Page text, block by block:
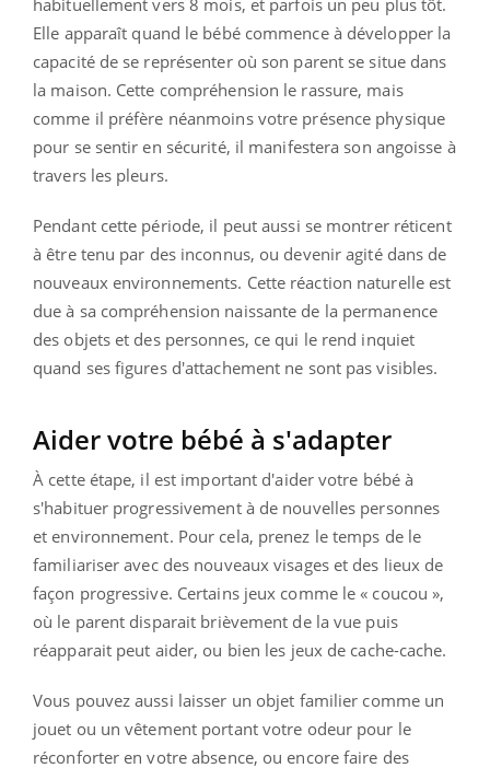
Elle apparaît quand le bébé commence à développer la
capacité de se représenter où son parent se situe dans
la maison. Cette compréhension le rassure, mais
comme il préfère néanmoins votre présence physique
pour se sentir en sécurité, il manifestera son angoisse à
travers les pleurs.
Pendant cette période, il peut aussi se montrer réticent
à être tenu par des inconnus, ou devenir agité dans de
nouveaux environnements. Cette réaction naturelle est
due à sa compréhension naissante de la permanence
des objets et des personnes, ce qui le rend inquiet
quand ses figures d'attachement ne sont pas visibles.
Aider votre bébé à s'adapter
À cette étape, il est important d'aider votre bébé à
s'habituer progressivement à de nouvelles personnes
et environnement. Pour cela, prenez le temps de le
familiariser avec des nouveaux visages et des lieux de
façon progressive. Certains jeux comme le « coucou »,
où le parent disparait brièvement de la vue puis
réapparait peut aider, ou bien les jeux de cache-cache.
Vous pouvez aussi laisser un objet familier comme un
jouet ou un vêtement portant votre odeur pour le
réconforter en votre absence, ou encore faire des